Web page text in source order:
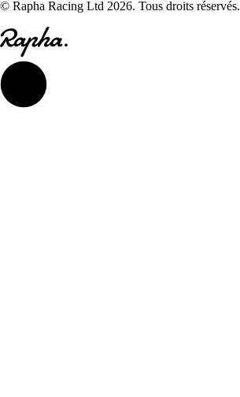
© Rapha Racing Ltd 2026. Tous droits réservés.